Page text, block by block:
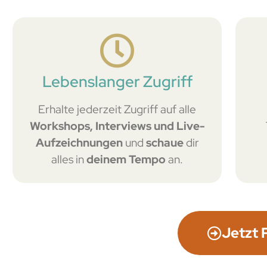
Lebenslanger Zugriff
Erhalte jederzeit Zugriff auf alle
Workshops, Interviews und Live-
Aufzeichnungenundschauedir
alles indeinem Tempoan.
Jetzt